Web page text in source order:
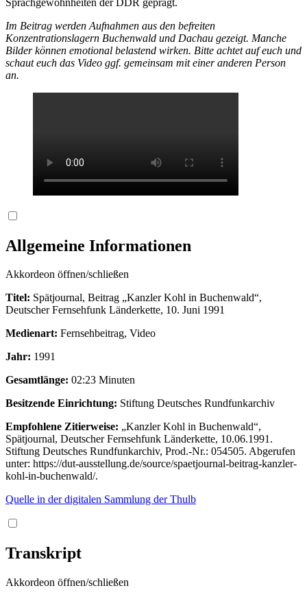
Im Beitrag werden Aufnahmen aus den befreiten
Konzentrationslagern Buchenwald und Dachau gezeigt. Manche
Bilder können emotional belastend wirken. Bitte achtet auf euch und
schaut euch das Video ggf. gemeinsam mit einer anderen Person
an.
Allgemeine Informationen
Akkordeon öffnen/schließen
Titel: Spätjournal, Beitrag „Kanzler Kohl in Buchenwald“,
Deutscher Fernsehfunk Länderkette, 10. Juni 1991
Medienart: Fernsehbeitrag, Video
Jahr: 1991
Gesamtlänge: 02:23 Minuten
Besitzende Einrichtung: Stiftung Deutsches Rundfunkarchiv
Empfohlene Zitierweise: „Kanzler Kohl in Buchenwald“,
Spätjournal, Deutscher Fernsehfunk Länderkette, 10.06.1991.
Stiftung Deutsches Rundfunkarchiv, Prod.-Nr.: 054505. Abgerufen
unter: https://dut-ausstellung.de/source/spaetjournal-beitrag-kanzler-
kohl-in-buchenwald/.
Quelle in der digitalen Sammlung der Thulb
Transkript
Akkordeon öffnen/schließen